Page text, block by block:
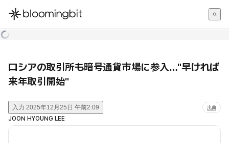
한국어
ロシアの取引所も暗号通貨市場に参入…"早ければ
来年取引開始"
入力 2025年12月25日 午前2:09 出典
JOON HYOUNG LEE